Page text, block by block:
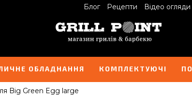
Блог Рецепти Відео огляди
ОБЛАДНАННЯ КОМПЛЕКТУЮЧІ
Big Green Egg large